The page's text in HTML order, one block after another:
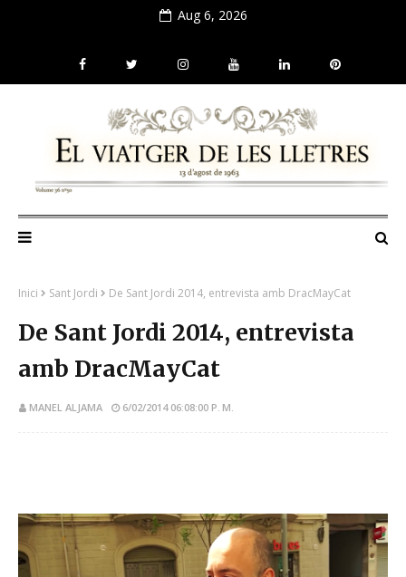
Aug 6, 2026
Inici Sant Jordi De Sant Jordi 2014, entrevista amb DracMayCat
De Sant Jordi 2014, entrevista
amb DracMayCat
MANEL ALJAMA 6/02/2014 06:08:00 P. M.